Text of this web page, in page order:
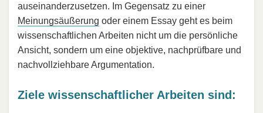
auseinanderzusetzen. Im Gegensatz zu einer
Meinungsäußerung oder einem Essay geht es beim
wissenschaftlichen Arbeiten nicht um die persönliche
Ansicht, sondern um eine objektive, nachprüfbare und
nachvollziehbare Argumentation.
Ziele wissenschaftlicher Arbeiten sind: